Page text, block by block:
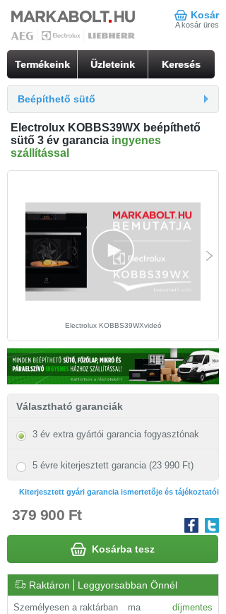
Kosár
A kosár üres
Termékeink Üzleteink Keresés
Beépíthető sütő
Electrolux KOBBS39WX beépíthető
sütő 3 év garancia ingyenes
szállítással
Electrolux KOBBS39WXvideó
Választható garanciák
3 év extra gyártói garancia fogyasztónak
5 évre kiterjesztett garancia (23 990 Ft)
Kiterjesztett gyári garancia ismertetője és tájékoztatói
379 900 Ft
Kosárba tesz
Raktáron Leggyorsabban Önnél
Személyesen a raktárban ma díjmentes